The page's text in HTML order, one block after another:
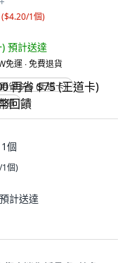
($4.20/1個)
預計送達
免運 ∙ 免費退貨
省 $75 (王道卡)
饋
個
個)
預計送達